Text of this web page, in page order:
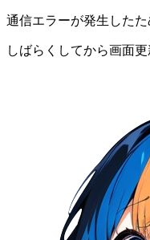
通信エラーが発生したた
しばらくしてから画面